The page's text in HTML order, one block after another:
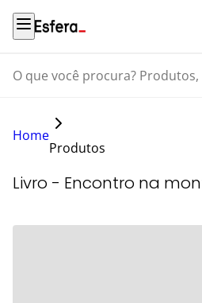
O que você procura? Produtos,
Home
Produtos
Livro - Encontro na